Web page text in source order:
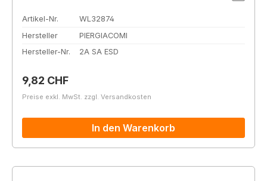
Artikel-Nr.
WL32874
Hersteller
PIERGIACOMI
Hersteller-Nr.
2A SA ESD
Regulärer Preis:
9,82 CHF
Preise exkl. MwSt. zzgl. Versandkosten
In den Warenkorb